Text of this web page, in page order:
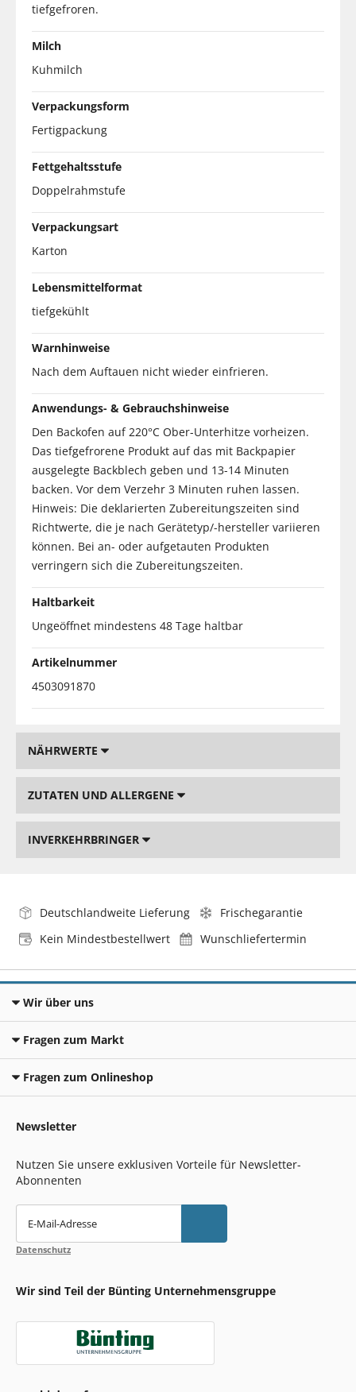
tiefgefroren.
Milch
Kuhmilch
Verpackungsform
Fertigpackung
Fettgehaltsstufe
Doppelrahmstufe
Verpackungsart
Karton
Lebensmittelformat
tiefgekühlt
Warnhinweise
Nach dem Auftauen nicht wieder einfrieren.
Anwendungs- & Gebrauchshinweise
Den Backofen auf 220°C Ober-Unterhitze vorheizen.
Das tiefgefrorene Produkt auf das mit Backpapier
ausgelegte Backblech geben und 13-14 Minuten
backen. Vor dem Verzehr 3 Minuten ruhen lassen.
Hinweis: Die deklarierten Zubereitungszeiten sind
Richtwerte, die je nach Gerätetyp/-hersteller variieren
können. Bei an- oder aufgetauten Produkten
verringern sich die Zubereitungszeiten.
Haltbarkeit
Ungeöffnet mindestens 48 Tage haltbar
Artikelnummer
4503091870
NÄHRWERTE
ZUTATEN UND ALLERGENE
INVERKEHRBRINGER
Deutschlandweite Lieferung
Frischegarantie
Kein Mindestbestellwert
Wunschliefertermin
Wir über uns
Fragen zum Markt
Fragen zum Onlineshop
Newsletter
Nutzen Sie unsere exklusiven Vorteile für Newsletter-
Abonnenten
E-Mail-Adresse
Datenschutz
Wir sind Teil der Bünting Unternehmensgruppe